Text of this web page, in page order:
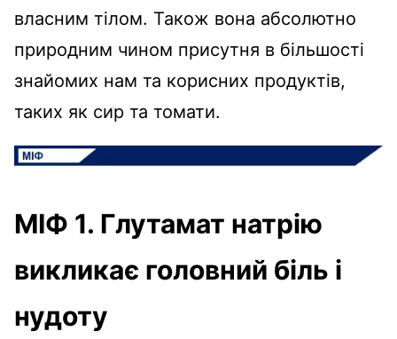
власним тілом. Також вона абсолютно
природним чином присутня в більшості
знайомих нам та корисних продуктів,
таких як сир та томати.
МІФ 1. Глутамат натрію
викликає головний біль і
нудоту